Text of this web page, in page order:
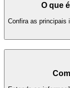
O que
Confira as principais